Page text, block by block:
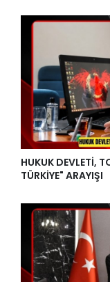
HUKUK DEVLETİ,
TÜRKİYE" ARAYIŞI